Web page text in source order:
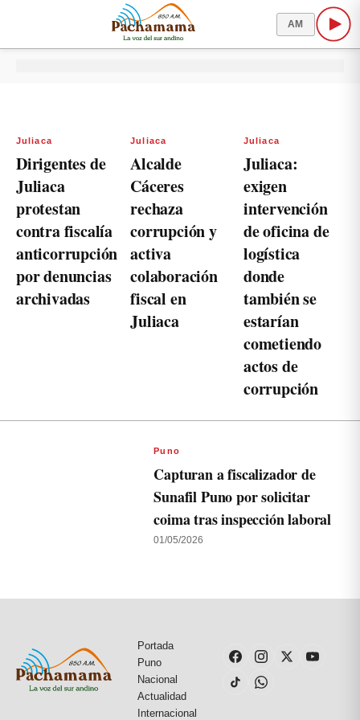
AM
Juliaca
Dirigentes de
Juliaca
protestan
contra fiscalía
anticorrupción
por denuncias
archivadas
Juliaca
Alcalde
Cáceres
rechaza
corrupción y
activa
colaboración
fiscal en
Juliaca
Juliaca
Juliaca:
exigen
intervención
de oficina de
logística
donde
también se
estarían
cometiendo
actos de
corrupción
Puno
Capturan a fiscalizador de
Sunafil Puno por solicitar
coima tras inspección laboral
01/05/2026
Portada
Puno
Nacional
Actualidad
Internacional